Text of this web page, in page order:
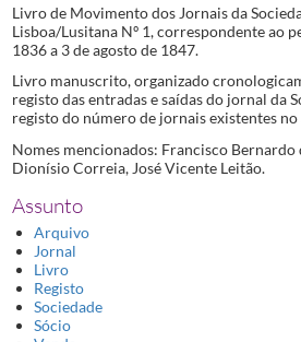
Livro de Movimento dos Jornais da
Lisboa/Lusitana Nº 1, correspondente ao
1836 a 3 de agosto de 1847.
Livro manuscrito, organizado
registo das entradas e saídas do jornal da
registo do número de jornais existentes
Nomes mencionados: Francisco Bernardo
Dionísio Correia, José Vicente Leitão.
Assunto
Arquivo
Jornal
Livro
Registo
Sociedade
Sócio